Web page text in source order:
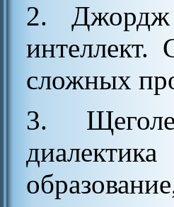
2.
интеллект.
сложных
3.